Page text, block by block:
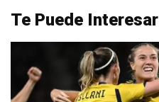
Te Puede Interesar